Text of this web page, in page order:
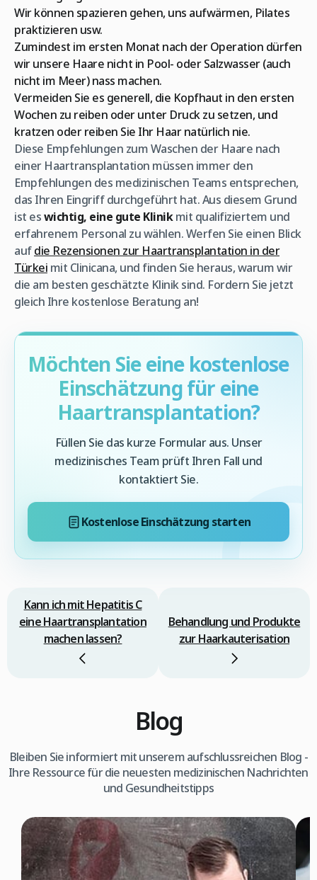
Wir können spazieren gehen, uns aufwärmen, Pilates
praktizieren usw.
Zumindest im ersten Monat nach der Operation dürfen
wir unsere Haare nicht in Pool- oder Salzwasser (auch
nicht im Meer) nass machen.
Vermeiden Sie es generell, die Kopfhaut in den ersten
Wochen zu reiben oder unter Druck zu setzen, und
kratzen oder reiben Sie Ihr Haar natürlich nie.
Diese Empfehlungen zum Waschen der Haare nach
einer Haartransplantation müssen immer den
Empfehlungen des medizinischen Teams entsprechen,
das Ihren Eingriff durchgeführt hat. Aus diesem Grund
ist eswichtig, eine gute Klinikmit qualifiziertem und
erfahrenem Personal zu wählen. Werfen Sie einen Blick
aufdie Rezensionen zur Haartransplantation in der
Türkei mit Clinicana, und finden Sie heraus, warum wir
die am besten geschätzte Klinik sind. Fordern Sie jetzt
gleich Ihre kostenlose Beratung an!
Möchten Sie eine kostenlose
Einschätzung für eine
Haartransplantation?
Füllen Sie das kurze Formular aus. Unser
medizinisches Team prüft Ihren Fall und
kontaktiert Sie.
Kostenlose Einschätzung starten
Kann ich mit Hepatitis C
eine Haartransplantation
machen lassen?
Behandlung und Produkte
zur Haarkauterisation
Blog
Bleiben Sie informiert mit unserem aufschlussreichen Blog -
Ihre Ressource für die neuesten medizinischen Nachrichten
und Gesundheitstipps